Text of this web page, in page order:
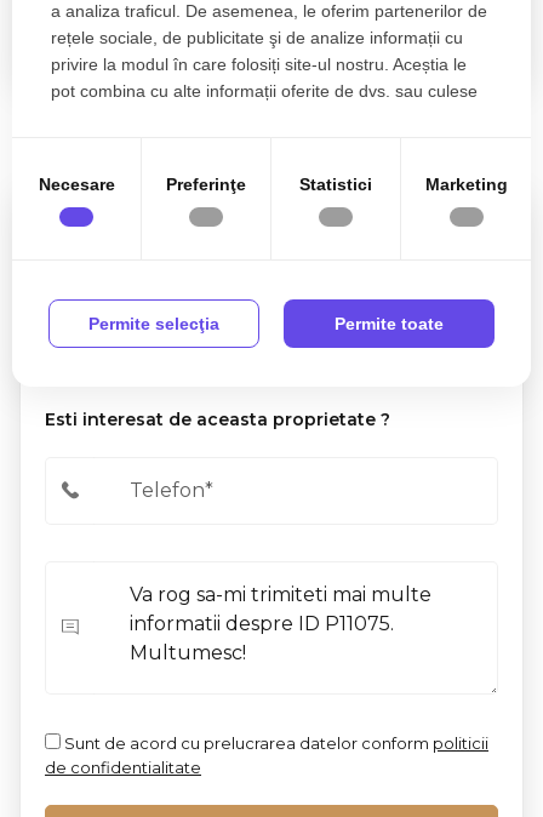
Nora Gugura
0770 902 704
Esti interesat de aceasta proprietate ?
Sunt de acord cu prelucrarea datelor conform politicii
de confidentialitate
a analiza traficul. De asemenea, le oferim partenerilor de
rețele sociale, de publicitate şi de analize informații cu
privire la modul în care folosiți site-ul nostru. Aceștia le
pot combina cu alte informații oferite de dvs. sau culese
Necesare Preferinţe Statistici Marketing
Permite selecţia Permite toate